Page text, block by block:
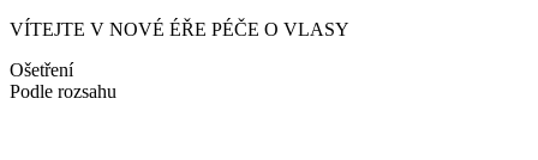
VÍTEJTE V NOVÉ ÉŘE PÉČE O VLASY
Ošetření
Podle rozsahu